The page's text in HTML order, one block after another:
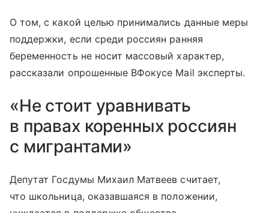
О том, с какой целью принимались данные меры
поддержки, если среди россиян ранняя
беременность не носит массовый характер,
рассказали опрошенные ВФокусе Mail эксперты.
«Не стоит уравнивать
в правах коренных россиян
с мигрантами»
Депутат Госдумы Михаил Матвеев считает,
что школьница, оказавшаяся в положении,